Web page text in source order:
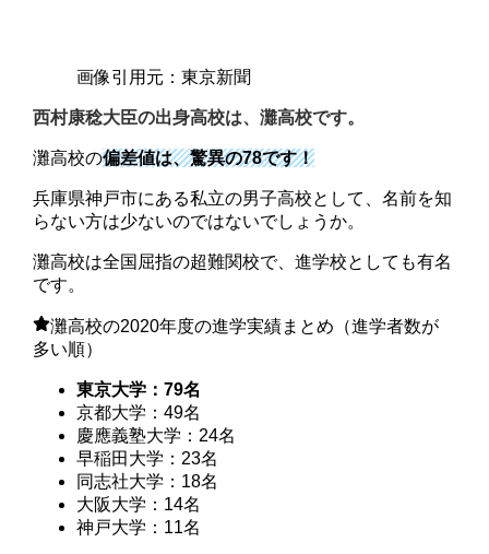
画像引用元：東京新聞
西村康稔大臣の出身高校は、灘高校です。
灘高校の偏差値は、驚異の78です！
兵庫県神戸市にある私立の男子高校として、名前を知
らない方は少ないのではないでしょうか。
灘高校は全国屈指の超難関校で、進学校としても有名
です。
灘高校の2020年度の進学実績まとめ（進学者数が
多い順）
東京大学：79名
京都大学：49名
慶應義塾大学：24名
早稲田大学：23名
同志社大学：18名
大阪大学：14名
神戸大学：11名